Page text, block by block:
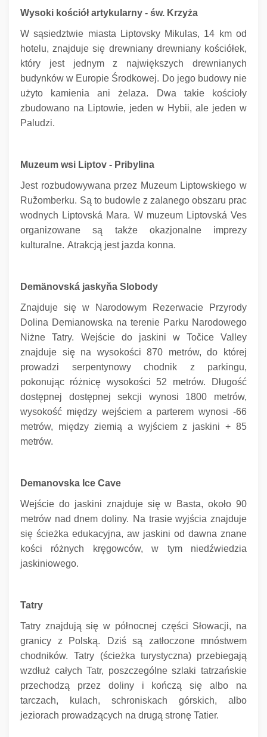
Wysoki kościół artykularny - św. Krzyża
W sąsiedztwie miasta Liptovsky Mikulas, 14 km od
hotelu, znajduje się drewniany drewniany kościółek,
który jest jednym z największych drewnianych
budynków w Europie Środkowej. Do jego budowy nie
użyto kamienia ani żelaza.
Dwa takie kościoły
zbudowano na Liptowie, jeden w Hybii, ale jeden w
Paludzi.
Muzeum wsi Liptov - Pribylina
Jest rozbudowywana przez Muzeum Liptowskiego w
Ružomberku. Są to budowle z zalanego obszaru prac
wodnych Liptovská Mara. W muzeum Liptovská Ves
organizowane są także okazjonalne imprezy
kulturalne. Atrakcją jest jazda konna.
Demänovská jaskyňa Slobody
Znajduje się w Narodowym Rezerwacie Przyrody
Dolina Demianowska na terenie Parku Narodowego
Niżne Tatry.
Wejście do jaskini w Točice Valley
znajduje się na wysokości 870 metrów, do której
prowadzi serpentynowy chodnik z parkingu,
pokonując różnicę wysokości 52 metrów.
Długość
dostępnej dostępnej sekcji wynosi 1800 metrów,
wysokość między wejściem a parterem wynosi -66
metrów, między ziemią a wyjściem z jaskini + 85
metrów.
Demanovska Ice Cave
Wejście do jaskini znajduje się w Basta, około 90
metrów nad dnem doliny. Na trasie wyjścia znajduje
się ścieżka edukacyjna, aw jaskini od dawna znane
kości różnych kręgowców, w tym niedźwiedzia
jaskiniowego.
Tatry
Tatry znajdują się w północnej części Słowacji, na
granicy z Polską.
Dziś są zatłoczone mnóstwem
chodników.
Tatry (ścieżka turystyczna) przebiegają
wzdłuż całych Tatr, poszczególne szlaki tatrzańskie
przechodzą przez doliny i kończą się albo na
tarczach, kulach, schroniskach górskich, albo
jeziorach prowadzących na drugą stronę Tatier.